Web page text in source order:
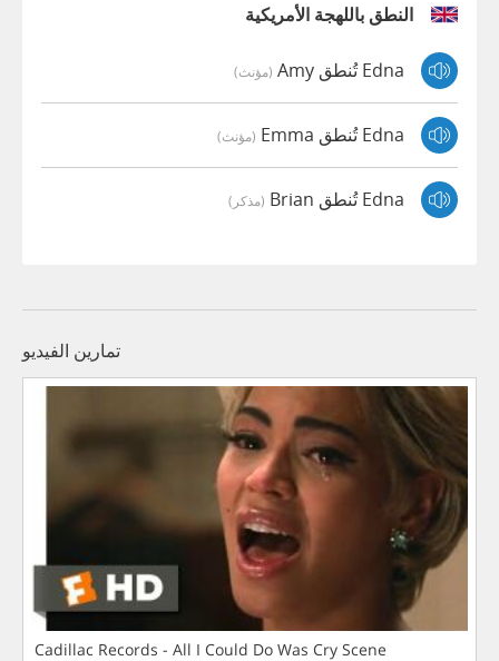
النطق باللهجة الأمريكية
Edna تُنطق Amy (مؤنث)
Edna تُنطق Emma (مؤنث)
Edna تُنطق Brian (مذكر)
تمارين الفيديو
Cadillac Records - All I Could Do Was Cry Scene